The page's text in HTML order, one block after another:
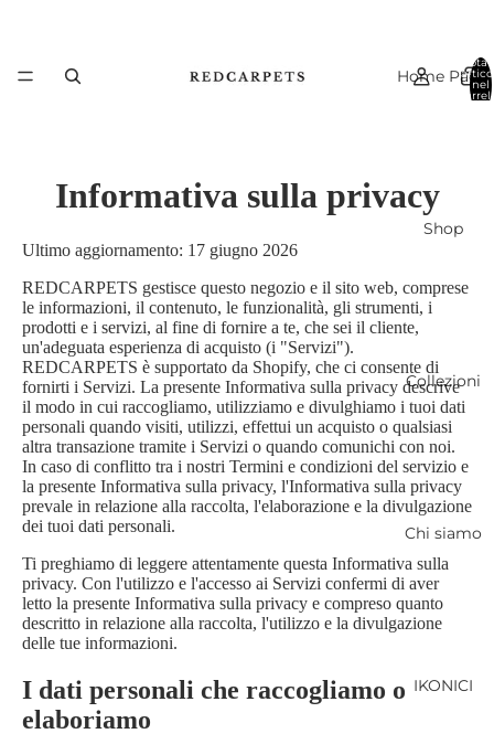
Home Page
Shop
Collezioni
Chi siamo
IKONICI
nel
Informativa sulla privacy
Ultimo aggiornamento: 17 giugno 2026
REDCARPETS gestisce questo negozio e il sito web, comprese
le informazioni, il contenuto, le funzionalità, gli strumenti, i
prodotti e i servizi, al fine di fornire a te, che sei il cliente,
un'adeguata esperienza di acquisto (i "Servizi").
REDCARPETS è supportato da Shopify, che ci consente di
fornirti i Servizi. La presente Informativa sulla privacy descrive
il modo in cui raccogliamo, utilizziamo e divulghiamo i tuoi dati
personali quando visiti, utilizzi, effettui un acquisto o qualsiasi
altra transazione tramite i Servizi o quando comunichi con noi.
In caso di conflitto tra i nostri Termini e condizioni del servizio e
la presente Informativa sulla privacy, l'Informativa sulla privacy
prevale in relazione alla raccolta, l'elaborazione e la divulgazione
dei tuoi dati personali.
Ti preghiamo di leggere attentamente questa Informativa sulla
privacy. Con l'utilizzo e l'accesso ai Servizi confermi di aver
letto la presente Informativa sulla privacy e compreso quanto
descritto in relazione alla raccolta, l'utilizzo e la divulgazione
delle tue informazioni.
I dati personali che raccogliamo o
elaboriamo